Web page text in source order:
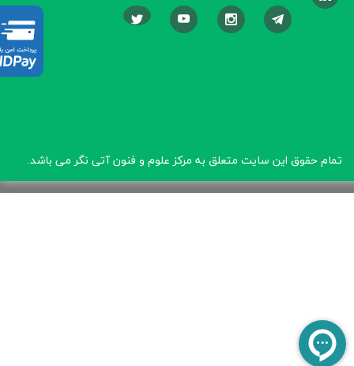
تمام حقوق این سایت متعلق به مرکز علوم و فنون آتی نگر می باشد.